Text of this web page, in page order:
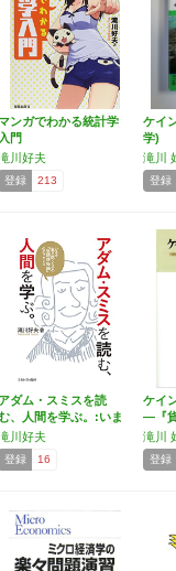
ンガでわかる統計学
入門
川好夫
登録 213
ケイ
学)
滝川
登録
アダム・スミスを読
、人間を学ぶ。:いま
生…
川好夫
登録 16
ケイ
―『
『貨
滝川
登録